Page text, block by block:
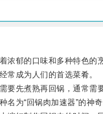
郁的口味和多种特色的烹
成为人们的首选菜肴。
先煮熟再回锅，通常需要
为“回锅肉加速器”的神奇